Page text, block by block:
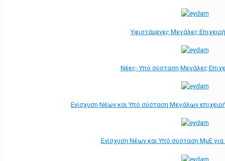
Υφιστάμενες Μεγάλες
Νέες- Υπό σύσταση Μεγάλες
Ενίσχυση Νέων και Υπό σύσταση Μεγάλων
Ενίσχυση Νέων και Υπό σύσταση ΜμΕ